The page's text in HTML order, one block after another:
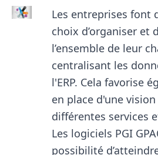
Les entreprises font
choix d’organiser et
l’ensemble de leur
centralisant les
l'ERP. Cela favorise
en place d'une
différentes services
Les logiciels PGI
possibilité